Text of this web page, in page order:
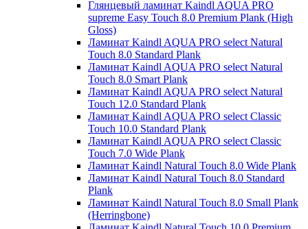
Глянцевый ламинат Kaindl AQUA PRO
supreme Easy Touch 8.0 Premium Plank (High
Gloss)
Ламинат Kaindl AQUA PRO select Natural
Touch 8.0 Standard Plank
Ламинат Kaindl AQUA PRO select Natural
Touch 8.0 Smart Plank
Ламинат Kaindl AQUA PRO select Natural
Touch 12.0 Standard Plank
Ламинат Kaindl AQUA PRO select Classic
Touch 10.0 Standard Plank
Ламинат Kaindl AQUA PRO select Classic
Touch 7.0 Wide Plank
Ламинат Kaindl Natural Touch 8.0 Wide Plank
Ламинат Kaindl Natural Touch 8.0 Standard
Plank
Ламинат Kaindl Natural Touch 8.0 Small Plank
(Herringbone)